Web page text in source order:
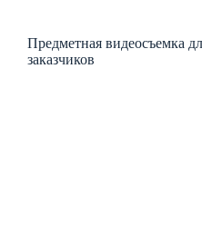
Предметная видеосъемка
заказчиков